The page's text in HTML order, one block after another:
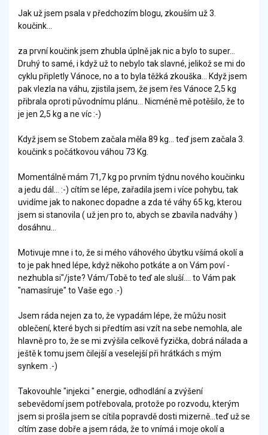
Jak už jsem psala v předchozím blogu, zkouším už 3.
koučink...
za první koučink jsem zhubla úplně jak nic a bylo to super...
Druhý to samé, i když už to nebylo tak slavné, jelikož se mi do
cyklu připletly Vánoce, no a to byla těžká zkouška... Když jsem
pak vlezla na váhu, zjistila jsem, že jsem řes Vánoce 2,5 kg
přibrala oproti původnímu plánu... Nicméně mě potěšilo, že to
je jen 2,5 kg a ne víc :-)
Když jsem se Stobem začala měla 89 kg... teď jsem začala 3.
koučink s počátkovou váhou 73 Kg.
Momentálně mám 71,7 kg po prvním týdnu nového koučinku
a jedu dál... :-) cítím se lépe, zařadila jsem i více pohybu, tak
uvidíme jak to nakonec dopadne a zda té váhy 65 kg, kterou
jsem si stanovila ( už jen pro to, abych se zbavila nadváhy )
dosáhnu...
Motivuje mne i to, že si mého váhového úbytku všímá okolí a
to je pak hned lépe, když někoho potkáte a on Vám poví -
nezhubla si"/jste? Vám/Tobě to teď ale sluší.... to Vám pak
"namasíruje" to Vaše ego .-)
Jsem ráda nejen za to, že vypadám lépe, že můžu nosit
oblečení, které bych si předtím asi vzít na sebe nemohla, ale
hlavně pro to, že se mi zvýšila celkově fyzička, dobrá nálada a
ještě k tomu jsem čilejší a veselejší při hrátkách s mým
synkem .-)
Takovouhle "injekci " energie, odhodlání a zvýšení
sebevědomí jsem potřebovala, protože po rozvodu, kterým
jsem si prošla jsem se cítila popravdě dosti mizerně...teď už se
cítím zase dobře a jsem ráda, že to vnímá i moje okolí a